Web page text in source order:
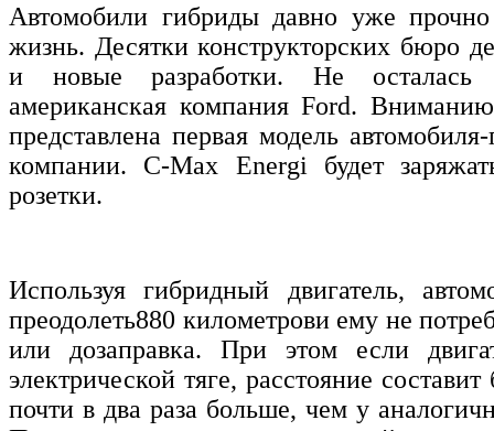
Автомобили гибриды давно уже
жизнь. Десятки конструкторских бюро
и новые разработки. Не
американская компания Ford.
представлена первая модель
компании. C-Max Energi будет
розетки.
Используя гибридный двигатель,
преодолеть880 километрови ему не
или дозаправка. При этом если
электрической тяге, расстояние
почти в два раза больше, чем у